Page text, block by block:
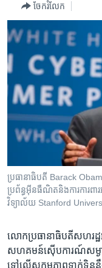
រំលង​
និង​
ចូល​
ទៅ​
ទំព័រ​
រចនា
សម្ព័ន្ធ​
រំលង​
ទៅ​
កាន់​
កម្ពុជាច្នៃប្រតិដ្ឋ
ព្រឹត្តិការណ៍ព័ត៌មាន
ទូរទស្សន៍ / វីដេអូ​
វិទ្យុ / ផតខាសថ៍
កម្មវិធីទាំងអស់
Khmer English
បណ្តាញ​សង្គម
ចែករំលែក
ប្រធានាធិបតី​ Barack
ប្រព័ន្ធអ៊ីនធឺណិតនិង​ការ​ការព
វិទ្យាល័យ Stanford
លោក​ប្រធានាធិបតី​សហរដ្ឋ​
សហគមន៍​ស៊ើប​ការណ៍​សម្ងា
ទៅ​លើ​សកម្មភាព​ទាក់​ទិន​